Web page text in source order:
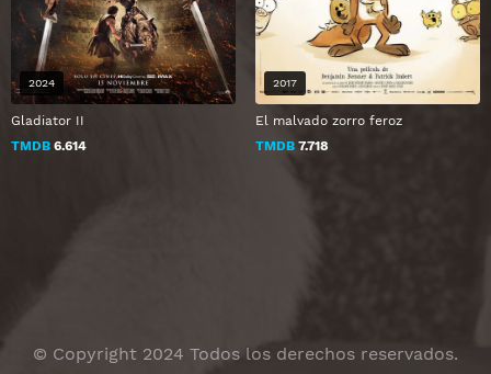
Gladiator II
TMDB 6.614
2024
El malvado zorro feroz
TMDB 7.718
2017
© Copyright 2024 Todos los derechos reservados.